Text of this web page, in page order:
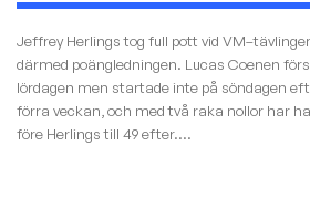
Jeffrey Herlings tog full pott vid
därmed poängledningen. Lucas Coenen
lördagen men startade inte på söndagen
förra veckan, och med två raka nollor har
före Herlings till 49 efter....